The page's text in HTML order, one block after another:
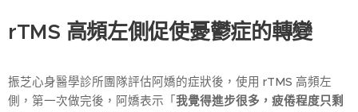
rTMS 高頻左側促使憂鬱症的轉變
振芝心身醫學診所團隊評估阿嬌的症狀後，使用 rTMS 高頻左
側，第一次做完後，阿嬌表示「 我覺得進步很多，疲倦程度只剩